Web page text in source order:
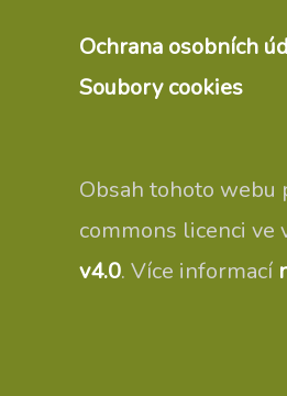
Ochrana osobních
Soubory cookies
Obsah tohoto webu
commons licenci ve
v4.0. Více informací